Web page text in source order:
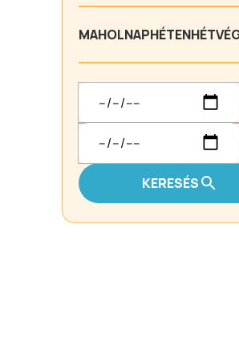
MAHOLNAPHÉTEN
KERESÉS